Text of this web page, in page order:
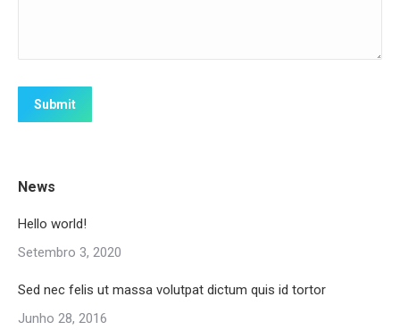
Submit
News
Hello world!
Setembro 3, 2020
Sed nec felis ut massa volutpat dictum quis id tortor
Junho 28, 2016